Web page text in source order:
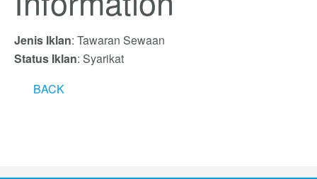
Jenis Iklan: Tawaran Sewaan
Status Iklan: Syarikat
BACK